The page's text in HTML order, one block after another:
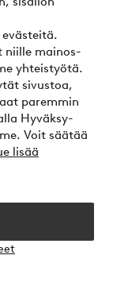
niille mainos-
yhteistyötä.
sivustoa,
paremmin
Hyväksy-
Voit säätää
lisää
erissä
?